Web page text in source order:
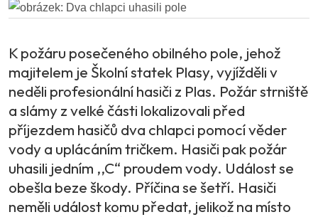
K požáru posečeného obilného pole, jehož
majitelem je Školní statek Plasy, vyjížděli v
neděli profesionální hasiči z Plas. Požár strniště
a slámy z velké části lokalizovali před
příjezdem hasičů dva chlapci pomocí věder
vody a uplácáním tričkem. Hasiči pak požár
uhasili jedním ,,C“ proudem vody. Událost se
obešla beze škody. Příčina se šetří. Hasiči
neměli událost komu předat, jelikož na místo